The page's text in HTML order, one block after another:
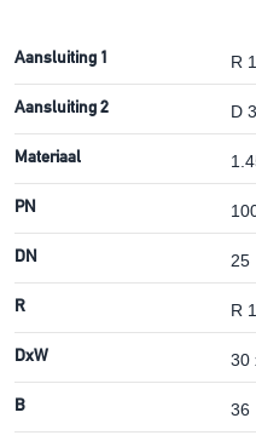
Aansluiting 1 R
Aansluiting 2 D
Materiaal
PN
DN 25
R R
DxW 30
B 36